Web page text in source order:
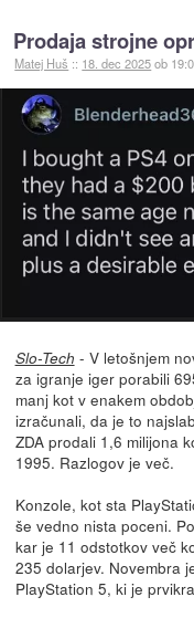
Prodaja strojne
Matej Huš :: 18. dec 2025ob
Slo-Tech - V letošnjem
za igranje iger porabili
manj kot v enakem
izračunali, da je to
ZDA prodali 1,6 milijona
1995. Razlogov je več.
Konzole, kot sta
še vedno nista poceni.
kar je 11 odstotkov več
235 dolarjev. Novembra
PlayStation 5, ki je